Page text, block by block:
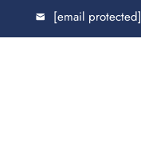
[email protected]